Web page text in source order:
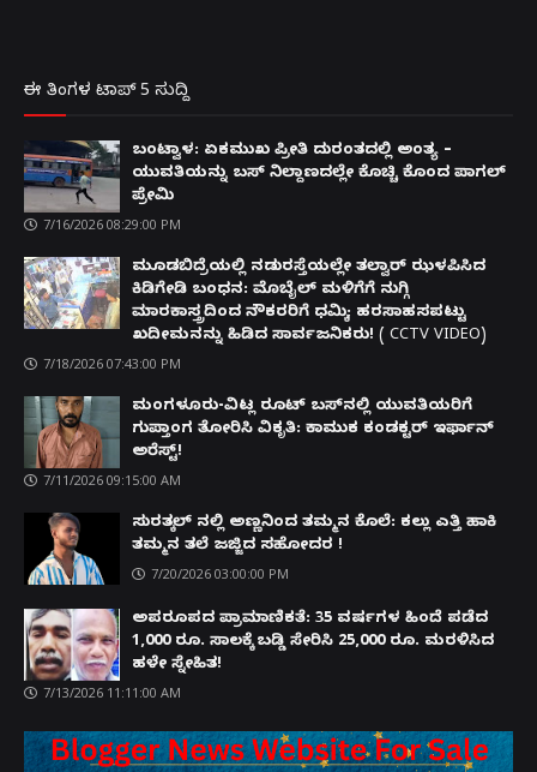
ಈ ತಿಂಗಳ ಟಾಪ್ 5 ಸುದ್ದಿ
ಬಂಟ್ವಾಳ: ಏಕಮುಖ ಪ್ರೀತಿ ದುರಂತದಲ್ಲಿ ಅಂತ್ಯ –
ಯುವತಿಯನ್ನು ಬಸ್ ನಿಲ್ದಾಣದಲ್ಲೇ ಕೊಚ್ಚಿ ಕೊಂದ ಪಾಗಲ್
ಪ್ರೇಮಿ
7/16/2026 08:29:00 PM
ಮೂಡಬಿದ್ರೆಯಲ್ಲಿ ನಡುರಸ್ತೆಯಲ್ಲೇ ತಲ್ವಾರ್ ಝಳಪಿಸಿದ
ಕಿಡಿಗೇಡಿ ಬಂಧನ: ಮೊಬೈಲ್ ಮಳಿಗೆಗೆ ನುಗ್ಗಿ
ಮಾರಕಾಸ್ತ್ರದಿಂದ ನೌಕರರಿಗೆ ಧಮ್ಕಿ; ಹರಸಾಹಸಪಟ್ಟು
ಖದೀಮನನ್ನು ಹಿಡಿದ ಸಾರ್ವಜನಿಕರು! ( CCTV VIDEO)
7/18/2026 07:43:00 PM
ಮಂಗಳೂರು-ವಿಟ್ಲ ರೂಟ್ ಬಸ್‌ನಲ್ಲಿ ಯುವತಿಯರಿಗೆ
ಗುಪ್ತಾಂಗ ತೋರಿಸಿ ವಿಕೃತಿ: ಕಾಮುಕ ಕಂಡಕ್ಟರ್ ಇರ್ಫಾನ್
ಅರೆಸ್ಟ್!
7/11/2026 09:15:00 AM
ಸುರತ್ಕಲ್ ನಲ್ಲಿ ಅಣ್ಣನಿಂದ ತಮ್ಮನ ಕೊಲೆ: ಕಲ್ಲು ಎತ್ತಿ ಹಾಕಿ
ತಮ್ಮನ ತಲೆ ಜಜ್ಜಿದ ಸಹೋದರ !
7/20/2026 03:00:00 PM
ಅಪರೂಪದ ಪ್ರಾಮಾಣಿಕತೆ: 35 ವರ್ಷಗಳ ಹಿಂದೆ ಪಡೆದ
1,000 ರೂ. ಸಾಲಕ್ಕೆ ಬಡ್ಡಿ ಸೇರಿಸಿ 25,000 ರೂ. ಮರಳಿಸಿದ
ಹಳೇ ಸ್ನೇಹಿತ!
7/13/2026 11:11:00 AM